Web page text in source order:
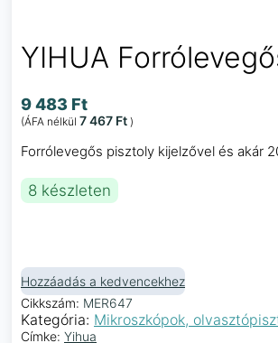
YIHUA
9 483 Ft
(ÁFA nélkül 7 467 Ft )
Forrólevegős pisztoly kijelzővel és akár
8 készleten
Hozzáadás a kedvencekhez
Cikkszám: MER647
Kategória: Mikroszkópok,
Címke: Yihua